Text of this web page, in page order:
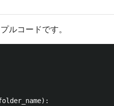
ルコードです。